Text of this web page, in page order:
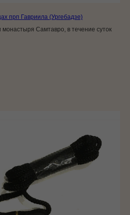
прп Гавриила (Ургебадзе)
Самтавро, в течение суток